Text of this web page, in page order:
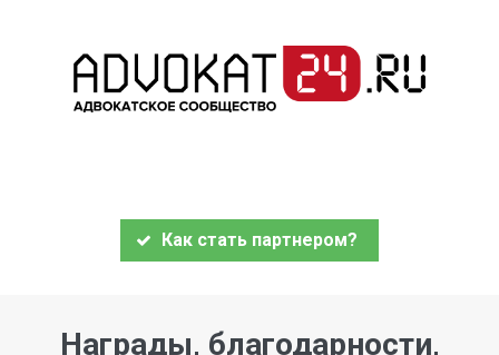
Как стать партнером?
Награды, благодарности,